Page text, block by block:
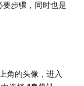
步骤，同时也是
角的头像，进入